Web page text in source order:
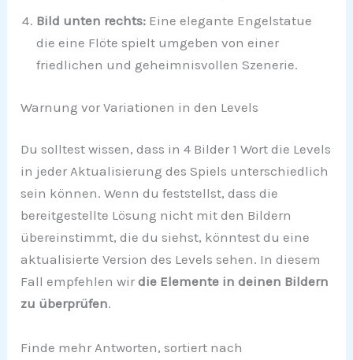
Bild unten rechts: Eine elegante Engelstatue
die eine Flöte spielt umgeben von einer
friedlichen und geheimnisvollen Szenerie.
Warnung vor Variationen in den Levels
Du solltest wissen, dass in 4 Bilder 1 Wort die Levels
in jeder Aktualisierung des Spiels unterschiedlich
sein können. Wenn du feststellst, dass die
bereitgestellte Lösung nicht mit den Bildern
übereinstimmt, die du siehst, könntest du eine
aktualisierte Version des Levels sehen. In diesem
Fall empfehlen wirdie Elemente in deinen Bildern
zu überprüfen.
Finde mehr Antworten, sortiert nach